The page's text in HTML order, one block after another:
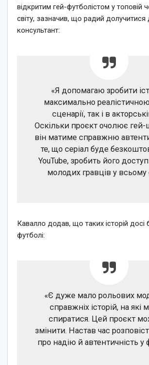
відкритим гей-футболістом у топовій
світу, зазначив, що радий долучитися
консультант:
«Я допомагаю зробити
максимально
сценарії, так і в
Оскільки проєкт очолює гей-
він матиме справжню
те, що серіал буде
YouTube, зробить його
молодих гравців у всьому
Кавалло додав, що таких історій досі
футболі:
«Є дуже мало рольових
справжніх історій, на які
спиратися. Цей проєкт
змінити. Настав час
про надію й автентичність у